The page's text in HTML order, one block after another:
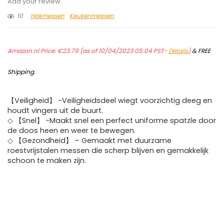
10
Hakmessen Keukenmessen
Amazon.nl Price:€23.79(as of 10/04/2023 05:04 PST- Details)&FREE
Shipping.
【Veiligheid】 -Veiligheidsdeel wiegt voorzichtig deeg en
houdt vingers uit de buurt.
◇ 【Snel】 -Maakt snel een perfect uniforme spatzle door
de doos heen en weer te bewegen.
◇ 【Gezondheid】 – Gemaakt met duurzame
roestvrijstalen messen die scherp blijven en gemakkelijk
schoon te maken zijn.